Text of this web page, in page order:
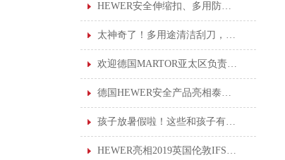
HEWER安全伸缩扣、多用防丢伸缩扣
太神奇了！多用途清洁刮刀，轻松刮走黏胶垢
欢迎德国MARTOR亚太区负责人莅临我司进行产品培训
德国HEWER安全产品亮相泰国职业安全健康会议，为泰国企业提供一站式服务！
孩子放暑假啦！这些和孩子有关的“安全贴士”你知道吗？
HEWER亮相2019英国伦敦IFSEC安防展览会